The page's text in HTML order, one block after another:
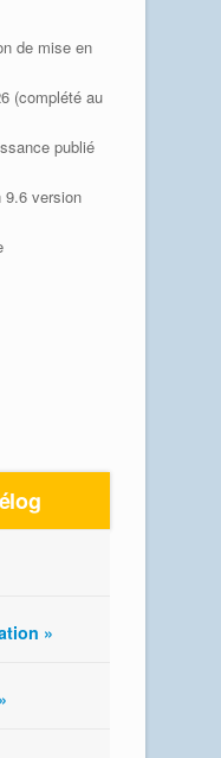
de mise en
(complété au
publié
9.6 version
»